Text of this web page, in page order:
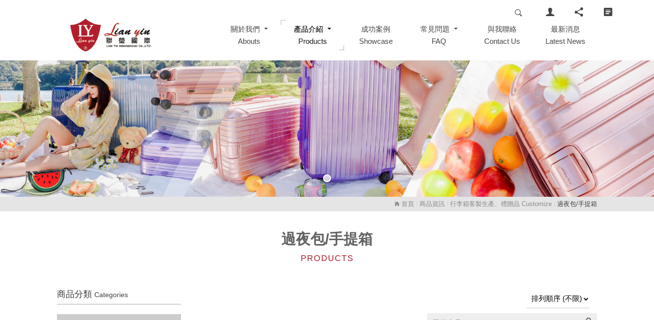
關於我們
Abouts
關於我們
Abouts
產品介紹
Products
產品介紹
Products
成功案例
Showcase
成功案例
Showcase
常見問題
FAQ
常見問題
FAQ
與我聯絡
Contact Us
與我聯絡
Contact Us
最新消息
Latest News
最新消息
Latest News
首頁 商品資訊 行李箱客製生產、禮贈品 Customize 過夜包/手提箱
過夜包/手提箱
PRODUCTS
商品分類 Categories